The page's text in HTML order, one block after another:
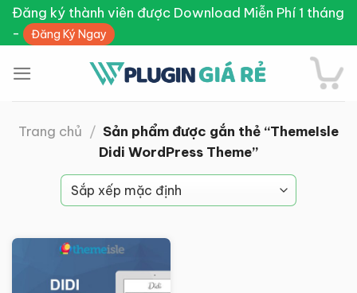
Skip
content
Đăng ký thành viên được Download Miễn Phí 1 tháng
-
Đăng Ký Ngay
Trang chủ / Sản phẩm được gắn thẻ “ThemeIsle
Didi WordPress Theme”
Giảm giá!